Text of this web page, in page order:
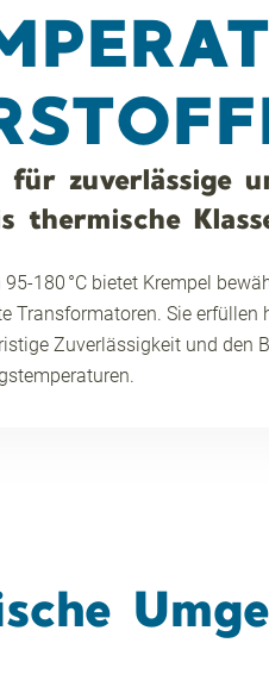
zuverlässige
thermische
180 °C bietet Krempel
Sie erfüllen
Zuverlässigkeit und den